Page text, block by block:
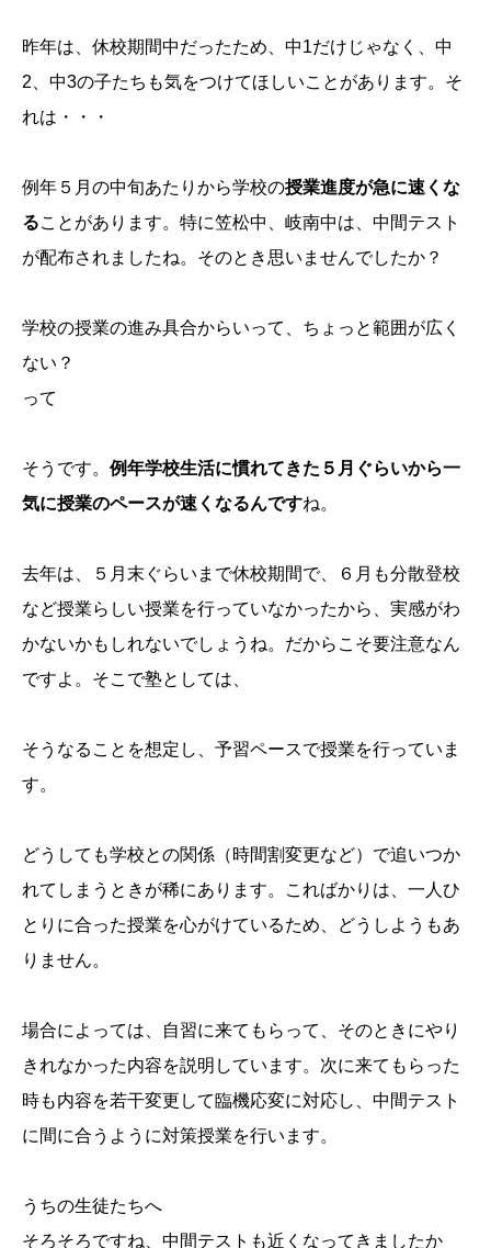
昨年は、休校期間中だったため、中1だけじゃなく、中
2、中3の子たちも気をつけてほしいことがあります。そ
れは・・・
例年５月の中旬あたりから学校の授業進度が急に速くな
ることがあります。特に笠松中、岐南中は、中間テスト
が配布されましたね。そのとき思いませんでしたか？
学校の授業の進み具合からいって、ちょっと範囲が広く
ない？
って
そうです。 例年学校生活に慣れてきた５月ぐらいから一
気に授業のペースが速くなるんですね。
去年は、５月末ぐらいまで休校期間で、６月も分散登校
など授業らしい授業を行っていなかったから、実感がわ
かないかもしれないでしょうね。だからこそ要注意なん
ですよ。そこで塾としては、
そうなることを想定し、予習ペースで授業を行っていま
す。
どうしても学校との関係（時間割変更など）で追いつか
れてしまうときが稀にあります。こればかりは、一人ひ
とりに合った授業を心がけているため、どうしようもあ
りません。
場合によっては、自習に来てもらって、そのときにやり
きれなかった内容を説明しています。次に来てもらった
時も内容を若干変更して臨機応変に対応し、中間テスト
に間に合うように対策授業を行います。
うちの生徒たちへ
そろそろですね、中間テストも近くなってきましたか